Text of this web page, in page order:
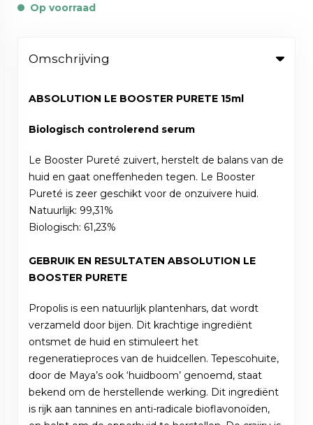
Op voorraad
Omschrijving
ABSOLUTION LE BOOSTER PURETE 15ml
Biologisch controlerend serum
Le Booster Pureté zuivert, herstelt de balans van de
huid en gaat oneffenheden tegen. Le Booster
Pureté is zeer geschikt voor de onzuivere huid.
Natuurlijk: 99,31%
Biologisch: 61,23%
GEBRUIK EN RESULTATEN ABSOLUTION LE
BOOSTER PURETE
Propolis is een natuurlijk plantenhars, dat wordt
verzameld door bijen. Dit krachtige ingrediënt
ontsmet de huid en stimuleert het
regeneratieproces van de huidcellen. Tepescohuite,
door de Maya’s ook ‘huidboom’ genoemd, staat
bekend om de herstellende werking. Dit ingrediënt
is rijk aan tannines en anti-radicale bioflavonoïden,